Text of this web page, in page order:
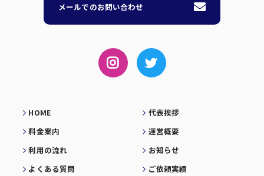
メールでのお問い合わせ
HOME
料金案内
利用の流れ
よくある質問
代表挨拶
運営概要
お知らせ
ご依頼実績